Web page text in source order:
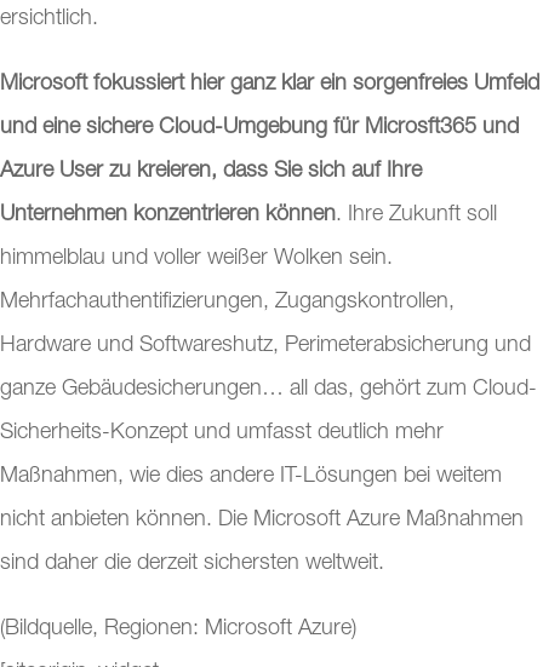
ersichtlich.
Microsoft fokussiert hier ganz klar ein sorgenfreies Umfeld
und eine sichere Cloud-Umgebung für Microsft365 und
Azure User zu kreieren, dass Sie sich auf Ihre
Unternehmen konzentrieren können. Ihre Zukunft soll
himmelblau und voller weißer Wolken sein.
Mehrfachauthentifizierungen, Zugangskontrollen,
Hardware und Softwareshutz, Perimeterabsicherung und
ganze Gebäudesicherungen… all das, gehört zum Cloud-
Sicherheits-Konzept und umfasst deutlich mehr
Maßnahmen, wie dies andere IT-Lösungen bei weitem
nicht anbieten können. Die Microsoft Azure Maßnahmen
sind daher die derzeit sichersten weltweit.
(Bildquelle, Regionen: Microsoft Azure)